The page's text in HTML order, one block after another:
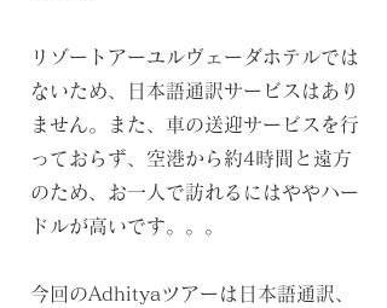
リゾートアーユルヴェーダホテルでは
ないため、日本語通訳サービスはあり
ません。また、車の送迎サービスを行
っておらず、空港から約4時間と遠方
のため、お一人で訪れるにはややハー
ドルが高いです。。。
今回のAdhityaツアーは日本語通訳、